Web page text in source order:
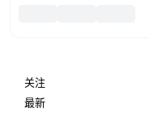
关注
最新